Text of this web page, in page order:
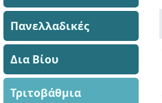
Πανελλαδικές
Δια Βίου
Τριτοβάθμια